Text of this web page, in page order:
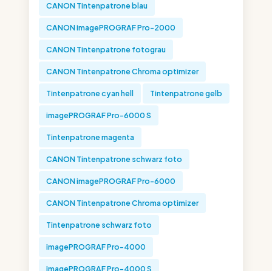
CANON Tintenpatrone blau
CANON imagePROGRAF Pro-2000
CANON Tintenpatrone fotograu
CANON Tintenpatrone Chroma optimizer
Tintenpatrone cyan hell Tintenpatrone gelb
imagePROGRAF Pro-6000 S
Tintenpatrone magenta
CANON Tintenpatrone schwarz foto
CANON imagePROGRAF Pro-6000
CANON Tintenpatrone Chroma optimizer
Tintenpatrone schwarz foto
imagePROGRAF Pro-4000
imagePROGRAF Pro-4000 S